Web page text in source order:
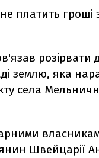
платить гроші
розірвати
землю, яка
села
Швейцарії